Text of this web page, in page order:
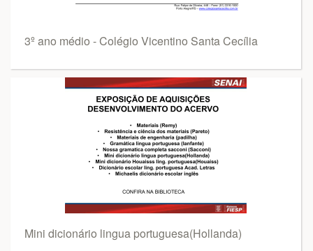
3º ano médio - Colégio Vicentino Santa Cecília
Mini dicionário lingua portuguesa(Hollanda)